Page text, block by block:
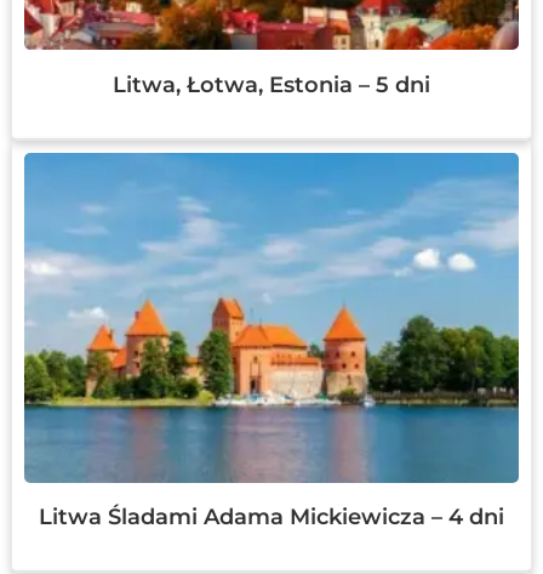
Litwa, Łotwa, Estonia – 5 dni
Litwa Śladami Adama Mickiewicza – 4 dni